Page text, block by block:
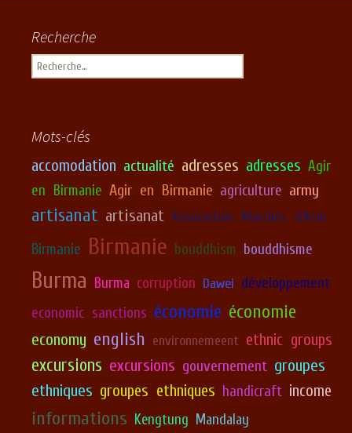
Recherche
Rechercher :
Mots-clés
accomodation actualité adresses adresses Agir
en Birmanie Agir en Birmanie agriculture army
artisanat artisanat Association Marchés d'Asie
Birmanie Birmanie bouddhism bouddhisme
Burma Burma corruption Dawei développement
economic sanctions économie économie
economy english environnemeent ethnic groups
excursions excursions gouvernement groupes
ethniques groupes ethniques handicraft income
informations Kengtung Mandalay